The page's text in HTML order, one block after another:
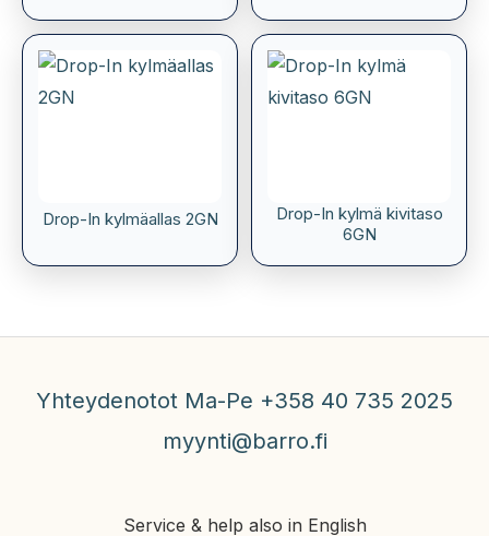
Drop-In kylmäallas 2GN
Drop-In kylmä kivitaso
6GN
Yhteydenotot Ma-Pe +358 40 735 2025
myynti@barro.fi
Service & help also in English